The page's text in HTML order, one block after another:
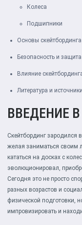
Колеса
Подшипники
Основы скейтбординга
Безопасность и защита
Влияние
Литература и источники
ВВЕДЕНИЕ
Скейтбординг зародился
желая заниматься своим
кататься на досках с
эволюционировал,
Сегодня это не просто
разных возрастов и
физической подготовки,
импровизировать и